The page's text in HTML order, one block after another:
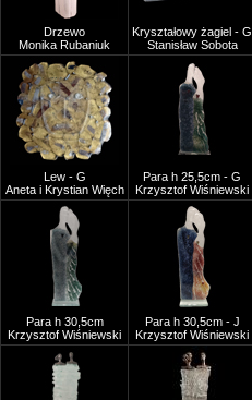
Drzewo
Monika Rubaniuk
Kryształowy żagiel - G
Stanisław Sobota
Lew - G
Aneta i Krystian Więch
Para h 25,5cm - G
Krzysztof Wiśniewski
Para h 30,5cm
Krzysztof Wiśniewski
Para h 30,5cm - J
Krzysztof Wiśniewski